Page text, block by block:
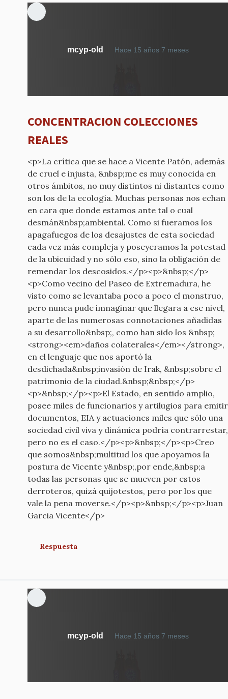
mcyp-old Hace 15 años 7 meses
CONCENTRACION COLECCIONES
REALES
<p>La crítica que se hace a Vicente Patón, además
de cruel e injusta, &nbsp;me es muy conocida en
otros ámbitos, no muy distintos ni distantes como
son los de la ecología. Muchas personas nos echan
en cara que donde estamos ante tal o cual
desmán&nbsp;ambiental. Como si fueramos los
apagafuegos de los desajustes de esta sociedad
cada vez más compleja y poseyeramos la potestad
de la ubicuidad y no sólo eso, sino la obligación de
remendar los descosidos.</p><p>&nbsp;</p>
<p>Como vecino del Paseo de Extremadura, he
visto como se levantaba poco a poco el monstruo,
pero nunca pude imnaginar que llegara a ese nivel,
aparte de las numerosas connotaciones añadidas
a su desarrollo&nbsp;, como han sido los &nbsp;
<strong><em>daños colaterales</em></strong>,
en el lenguaje que nos aportó la
desdichada&nbsp;invasión de Irak, &nbsp;sobre el
patrimonio de la ciudad.&nbsp;&nbsp;</p>
<p>&nbsp;</p><p>El Estado, en sentido amplio,
posee miles de funcionarios y artilugios para emitir
documentos, EIA y actuaciones miles que sólo una
sociedad civil viva y dinámica podría contrarrestar,
pero no es el caso.</p><p>&nbsp;</p><p>Creo
que somos&nbsp;multitud los que apoyamos la
postura de Vicente y&nbsp;,por ende,&nbsp;a
todas las personas que se mueven por estos
derroteros, quizá quijotestos, pero por los que
vale la pena moverse.</p><p>&nbsp;</p><p>Juan
Garcia Vicente</p>
Respuesta
mcyp-old Hace 15 años 7 meses